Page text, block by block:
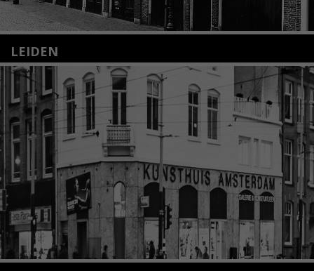
LEIDEN
Nieuwstraat 35
2312 KA Leiden
+31(0)71 – 52 84 480
info@kunsthuisleiden.nl
Lees meer